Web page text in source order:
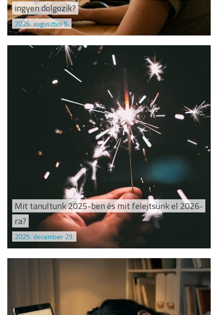
ingyen dolgozik?
2026. augusztus 5.
Mit tanultunk 2025-ben és mit felejtsünk el 2026-
ra?
2025. december 29.